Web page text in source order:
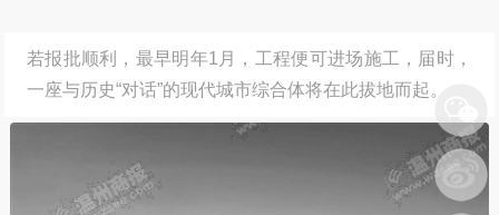
若报批顺利，最早明年1月，工程便可进场施工，届时，
一座与历史“对话”的现代城市综合体将在此拔地而起。